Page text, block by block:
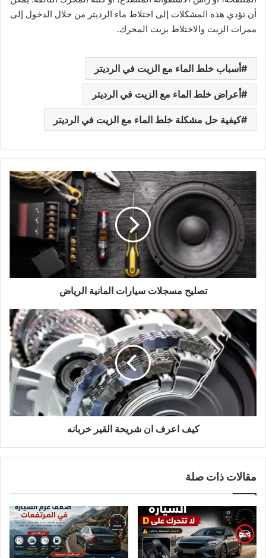
أن تؤدي هذه المشكلات إلى اختلاط ماء الرديتر من خلال الدخول إلى
ممرات الزيت والاختلاط بزيت المحرك.
أسباب خلط الماء مع الزيت في الرديتر
أعراض خلط الماء مع الزيت في الرديتر
كيفية حل مشكلة خلط الماء مع الزيت في الرديتر
تصليح
مسجلات
سيارات
المانية
الرياض
تصليح مسجلات سيارات المانية الرياض
كيف
شريحة
القير
خربانه
كيف اعرف ان شريحة القير خربانه
مقالات ذات صلة